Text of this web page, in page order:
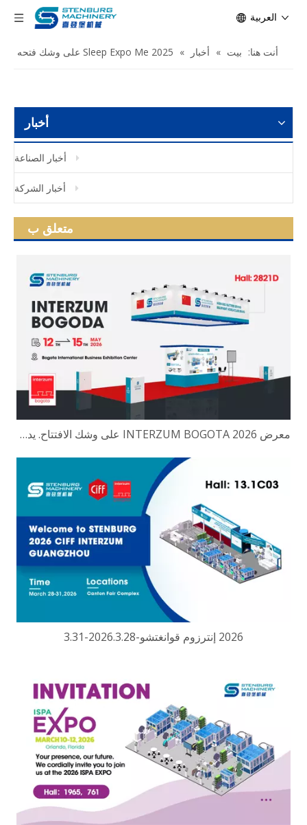
العربية
أنت هنا: بيت » أخبار » Sleep Expo Me 2025 على وشك فتحه
أخبار
أخبار الصناعة
أخبار الشركة
متعلق ب
معرض 2026 INTERZUM BOGOTA على وشك الافتتاح. يدعوك Stenburg بكل صدق لحضور حدث الصناعة في أمريكا الجنوبية.
2026 إنترزوم قوانغتشو-2026.3.28-3.31